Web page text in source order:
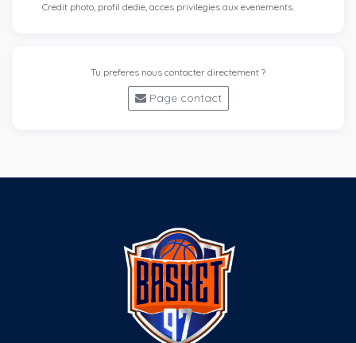
Credit photo, profil dedie, acces privilegies aux evenements.
Tu preferes nous contacter directement ?
Page contact